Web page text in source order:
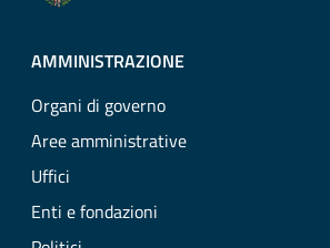
AMMINISTRAZIONE
Organi di governo
Aree amministrative
Uffici
Enti e fondazioni